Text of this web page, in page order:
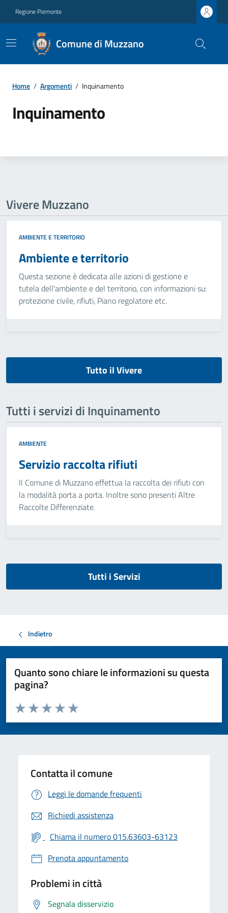
Regione Piemonte
Comune di Muzzano
Home / Argomenti / Inquinamento
Inquinamento
Vivere Muzzano
AMBIENTE E TERRITORIO
Ambiente e territorio
Questa sezione è dedicata alle azioni di gestione e
tutela dell'ambiente e del territorio, con informazioni su:
protezione civile, rifiuti, Piano regolatore etc.
Tutto il Vivere
Tutti i servizi di Inquinamento
AMBIENTE
Servizio raccolta rifiuti
Il Comune di Muzzano effettua la raccolta dei rifiuti con
la modalità porta a porta. Inoltre sono presenti Altre
Raccolte Differenziate.
Tutti i Servizi
Indietro
Quanto sono chiare le informazioni su questa
pagina?
Valuta da 1 a 5 stelle la pagina
Valuta 5 stelle su 5
Valuta 4 stelle su 5
Valuta 3 stelle su 5
Valuta 2 stelle su 5
Valuta 1 stelle su 5
Contatta il comune
Leggi le domande frequenti
Richiedi assistenza
Chiama il numero 015.63603-63123
Prenota appuntamento
Problemi in città
Segnala disservizio